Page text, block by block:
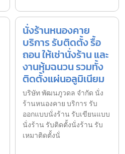
นั่งร้านหนองคาย
บริการ รับติดตั้ง รื้อ
ถอน ให้เช่านั่งร้าน และ
งานหุ้มฉนวน รวมทั้ง
ติดตั้งแผ่นอลูมิเนียม
บริษัท พัฒนภูวดล จำกัด นั่ง
ร้านหนองคาย บริการ รับ
ออกแบบนั่งร้าน รับเขียนแบบ
นั่งร้าน รับติดตั้งนั่งร้าน รับ
เหมาติดตั้งนั่